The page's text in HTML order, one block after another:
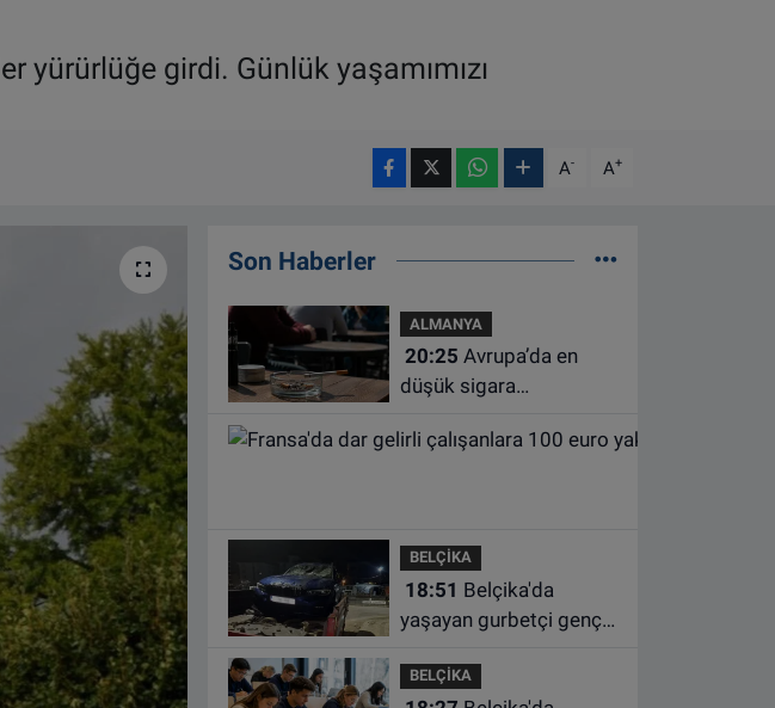
yürürlüğe girdi. Günlük yaşamımızı
A- A+
Son Haberler
ALMANYA
20:25
düşük sigara
Belçika’da olduğu
BELÇİKA
18:51
yaşayan gurbetçi genç
kazada hayatını kaybetti
BELÇİKA